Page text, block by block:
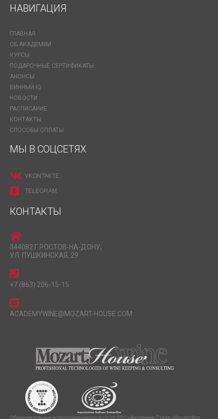
НАВИГАЦИЯ
ГЛАВНАЯ
ОБ АКАДЕМИИ
КУРСЫ
ПОДАРОЧНЫЕ СЕРТИФИКАТЫ
АНОНСЫ
ВИННЫЙ IQ
НОВОСТИ
РАСПИСАНИЕ
КОНТАКТЫ
СПОСОБЫ ОПЛАТЫ
МЫ В СОЦСЕТЯХ
VKONTAKTE
TELEGRAM
КОНТАКТЫ
344082 Г.РОСТОВ-НА-ДОНУ,
УЛ. ПУШКИНСКАЯ, 29
+7 (863) 206-15-15
ACADEMYWINE@MOZART-HOUSE.COM
Образовательные услуги оказываются «ЧОУ ДПО «Академия Стиля «МоцартАрт